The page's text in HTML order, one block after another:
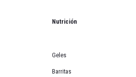
Nutrición
Geles
Barritas